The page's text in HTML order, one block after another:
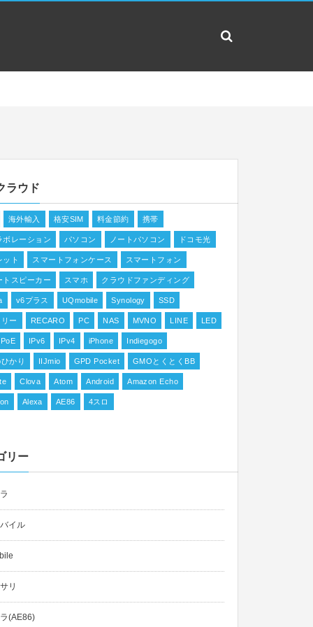
ラウド
海外輸入 格安SIM 料金節約 携帯
ボレーション パソコン ノートパソコン ドコモ光
ット スマートフォンケース スマートフォン
トスピーカー スマホ クラウドファンディング
v6プラス UQmobile Synology SSD
ー RECARO PC NAS MVNO LINE LED
IPv6 IPv4 iPhone Indiegogo
かり IIJmio GPD Pocket GMOとくとくBB
Clova Atom Android Amazon Echo
Alexa AE86 4スロ
リー
イル
リ
(AE86)